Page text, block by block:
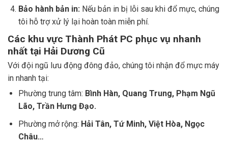
Bảo hành bản in: Nếu bản in bị lỗi sau khi đổ mực, chúng
tôi hỗ trợ xử lý lại hoàn toàn miễn phí.
Các khu vực Thành Phát PC phục vụ nhanh
nhất tại Hải Dương Cũ
Với đội ngũ lưu động đông đảo, chúng tôi nhận đổ mực máy
in nhanh tại:
Phường trung tâm: Bình Hàn, Quang Trung, Phạm Ngũ
Lão, Trần Hưng Đạo.
Phường mở rộng: Hải Tân, Tứ Minh, Việt Hòa, Ngọc
Châu…